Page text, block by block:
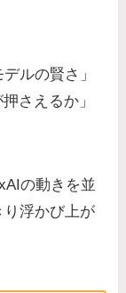
ルの賢さ」
さえるか」
の動きを並
浮かび上が